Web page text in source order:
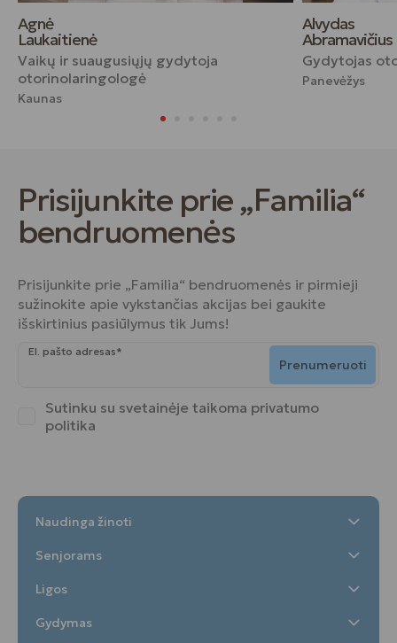
Agnė
Laukaitienė
Vaikų ir suaugusiųjų gydytoja
otorinolaringologė
Kaunas
Alvydas
Abramavičius
Gydytojas
Panevėžys
Prisijunkite prie „Familia“
bendruomenės
Prisijunkite prie „Familia“ bendruomenės ir pirmieji
sužinokite apie vykstančias akcijas bei gaukite
išskirtinius pasiūlymus tik Jums!
Prenumeruoti
El. pašto adresas*
Sutinku su svetainėje taikoma privatumo
politika
Naudinga žinoti
Senjorams
Ligos
Gydymas